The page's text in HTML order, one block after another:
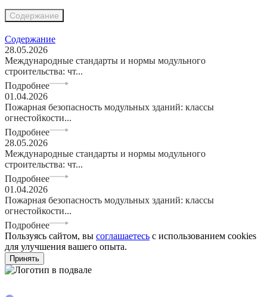
Содержание
Содержание
28.05.2026
Международные стандарты и нормы модульного
строительства: чт...
Подробнее
01.04.2026
Пожарная безопасность модульных зданий: классы
огнестойкости...
Подробнее
28.05.2026
Международные стандарты и нормы модульного
строительства: чт...
Подробнее
01.04.2026
Пожарная безопасность модульных зданий: классы
огнестойкости...
Подробнее
Пользуясь сайтом, вы соглашаетесь с использованием cookies
для улучшения вашего опыта.
Принять